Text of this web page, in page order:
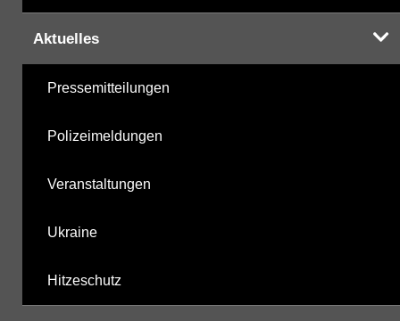
Aktuelles
Pressemitteilungen
Polizeimeldungen
Veranstaltungen
Ukraine
Hitzeschutz